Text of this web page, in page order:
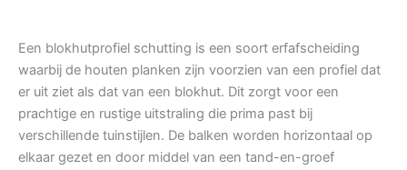
Een blokhutprofiel schutting is een soort erfafscheiding
waarbij de houten planken zijn voorzien van een profiel dat
er uit ziet als dat van een blokhut. Dit zorgt voor een
prachtige en rustige uitstraling die prima past bij
verschillende tuinstijlen. De balken worden horizontaal op
elkaar gezet en door middel van een tand-en-groef